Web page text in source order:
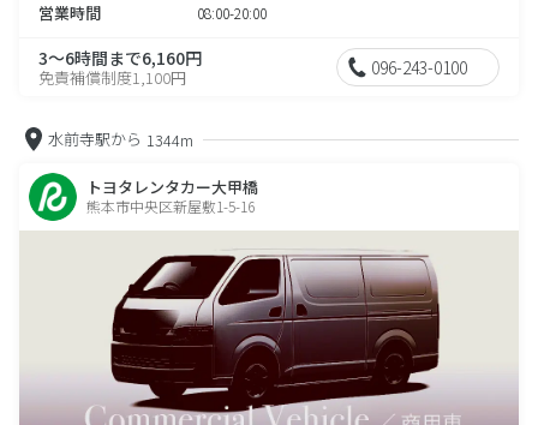
営業時間 08:00-20:00
3～6時間まで6,160円
免責補償制度1,100円 096-243-0100
水前寺駅から 1344m
トヨタレンタカー大甲橋
熊本市中央区新屋敷1-5-16